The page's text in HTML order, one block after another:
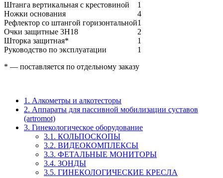
Штанга вертикальная с крестовиной
1
Ножки основания
4
Рефлектор со штангой горизонтальной1
Очки защитные 3Н18
2
Шторка защитная*
1
Руководство по эксплуатации
1
* — поставляется по отдельному заказу
1. Алкометры и алкотесторы
2. Аппараты для пассивной мобилизации суставов
(artromot)
3. Гинекологическое оборудование
3.1. КОЛЬПОСКОПЫ
3.2. ВИДЕОКОМПЛЕКСЫ
3.3. ФЕТАЛЬНЫЕ МОНИТОРЫ
3.4. ЗОНДЫ
3.5. ГИНЕКОЛОГИЧЕСКИЕ КРЕСЛА